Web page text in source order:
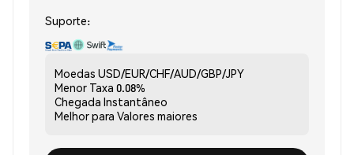
Suporte:
Moedas USD/EUR/CHF/AUD/GBP/JPY
Menor Taxa 0.08%
Chegada Instantâneo
Melhor para Valores maiores